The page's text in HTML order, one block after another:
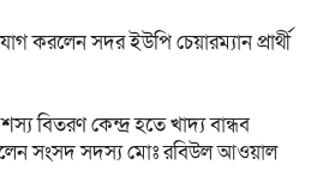
করলেন সদর ইউপি চেয়ারম্যান প্রার্থী
বিতরণ কেন্দ্র হতে খাদ্য বান্ধব
সংসদ সদস্য মোঃ রবিউল আওয়াল